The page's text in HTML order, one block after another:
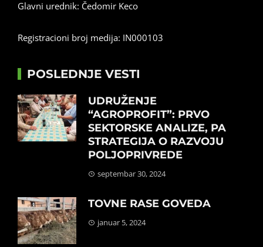
Glavni urednik: Čedomir Keco
Registracioni broj medija: IN000103
POSLEDNJE VESTI
UDRUŽENJE
“AGROPROFIT”: PRVO
SEKTORSKE ANALIZE, PA
STRATEGIJA O RAZVOJU
POLJOPRIVREDE
septembar 30, 2024
TOVNE RASE GOVEDA
januar 5, 2024